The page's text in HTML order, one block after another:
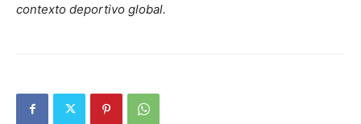
contexto deportivo global.